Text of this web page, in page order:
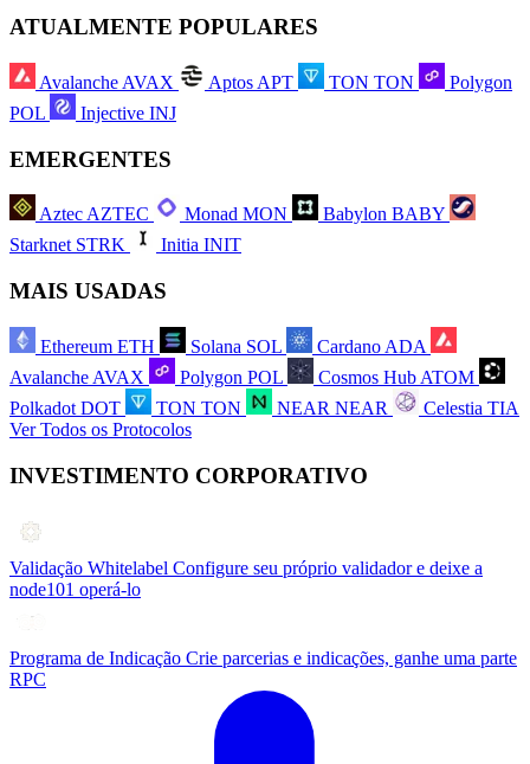
ATUALMENTE POPULARES
Avalanche AVAX Aptos APT TON TON
Polygon
POL
Injective INJ
EMERGENTES
AztecAZTEC Monad MON Babylon BABY
Starknet STRK Initia INIT
MAIS USADAS
Ethereum ETH Solana SOL Cardano ADA
Avalanche AVAX Polygon POL Cosmos Hub ATOM
Polkadot DOT TON TON NEAR NEAR Celestia TIA
Ver Todos os Protocolos
INVESTIMENTO CORPORATIVO
Validação Whitelabel Configure seu próprio validador e deixe a
node101 operá-lo
Programa de Indicação Crie parcerias e indicações, ganhe uma parte
RPC